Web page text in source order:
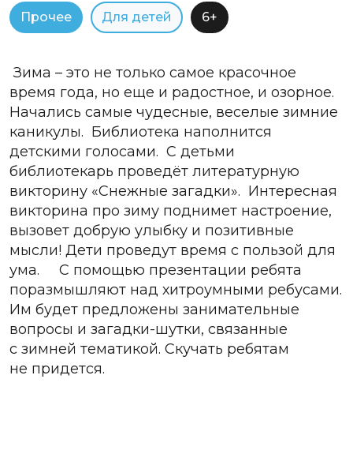
Прочее Для детей 6+
Зима – это не только самое красочное
время года, но еще и радостное, и озорное.
Начались самые чудесные, веселые зимние
каникулы. Библиотека наполнится
детскими голосами. С детьми
библиотекарь проведёт литературную
викторину «Снежные загадки». Интересная
викторина про зиму поднимет настроение,
вызовет добрую улыбку и позитивные
мысли! Дети проведут время с пользой для
ума. С помощью презентации ребята
поразмышляют над хитроумными ребусами.
Им будет предложены занимательные
вопросы и загадки-шутки, связанные
с зимней тематикой. Скучать ребятам
не придется.